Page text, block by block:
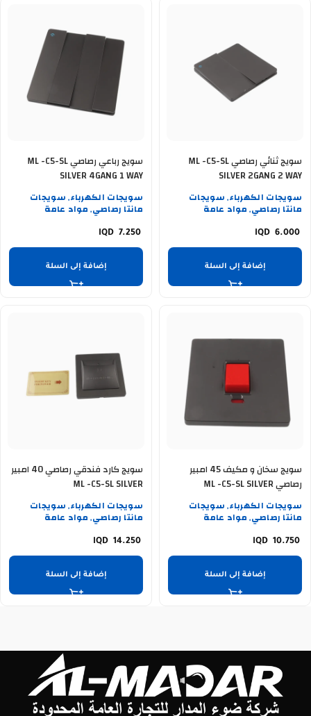
سويج ثنائي رصاصي ML -C5-SL
SILVER 2GANG 2 WAY
سويجات الكهرباء, سويجات
مانتا رصاصي, مواد عامة
6.000
إضافة إلى السلة
سويج رباعي رصاصي ML -C5-SL
SILVER 4GANG 1 WAY
سويجات الكهرباء, سويجات
مانتا رصاصي, مواد عامة
7.250
إضافة إلى السلة
سويج سخان و مكيف 45 امبير
رصاصي ML -C5-SL SILVER
سويجات الكهرباء, سويجات
مانتا رصاصي, مواد عامة
10.750
إضافة إلى السلة
سويج كارد فندقي رصاصي 40 امبير
ML -C5-SL SILVER
سويجات الكهرباء, سويجات
مانتا رصاصي, مواد عامة
14.250
إضافة إلى السلة